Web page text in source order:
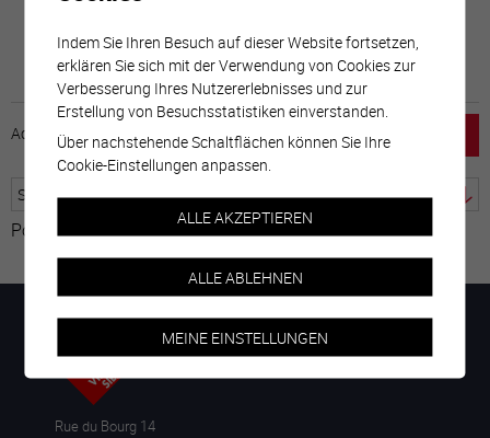
Accueil horaire emploi Mentions légales
Powered by Google Übersetzer
Rue du Bourg 14
Indem Sie Ihren Besuch auf dieser Website fortsetzen,
erklären Sie sich mit der Verwendung von Cookies zur
Verbesserung Ihres Nutzererlebnisses und zur
Erstellung von Besuchsstatistiken einverstanden.
Über nachstehende Schaltflächen können Sie Ihre
Cookie-Einstellungen anpassen.
ALLE AKZEPTIEREN
ALLE ABLEHNEN
MEINE EINSTELLUNGEN